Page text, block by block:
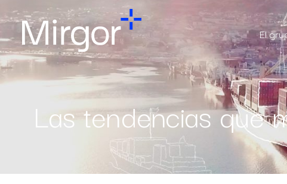
El
Las tendencias que